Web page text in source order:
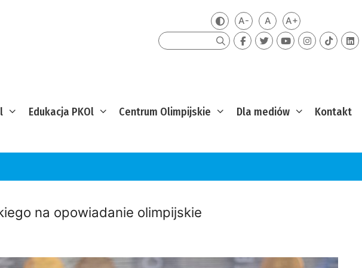
Zmień kontrast
A-Mniejsza czcionka
ADomyślna czcionka
A+Większa
Szukaj
Edukacja PKOl Centrum Olimpijskie Dla mediów Kontakt
na opowiadanie olimpijskie